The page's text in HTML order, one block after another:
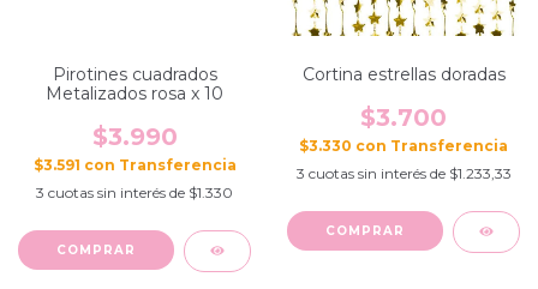
Pirotines cuadrados
Metalizados rosa x 10
$3.990
$3.591 con
3 cuotas sin interés de $1.330
Cortina estrellas doradas
$3.700
$3.330 con
3 cuotas sin interés de $1.233,33